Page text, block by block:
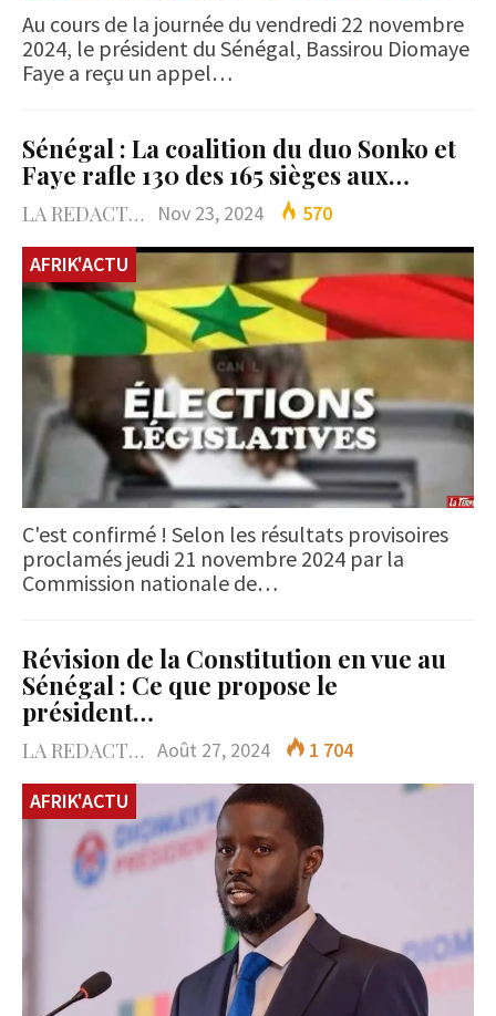
Au cours de la journée du vendredi 22 novembre
2024, le président du Sénégal, Bassirou Diomaye
Faye a reçu un appel…
Sénégal : La coalition du duo Sonko et
Faye rafle 130 des 165 sièges aux…
LA REDACTION Nov 23, 2024
570
AFRIK'ACTU
C'est confirmé ! Selon les résultats provisoires
proclamés jeudi 21 novembre 2024 par la
Commission nationale de…
Révision de la Constitution en vue au
Sénégal : Ce que propose le
président…
LA REDACTION Août 27, 2024
1 704
AFRIK'ACTU